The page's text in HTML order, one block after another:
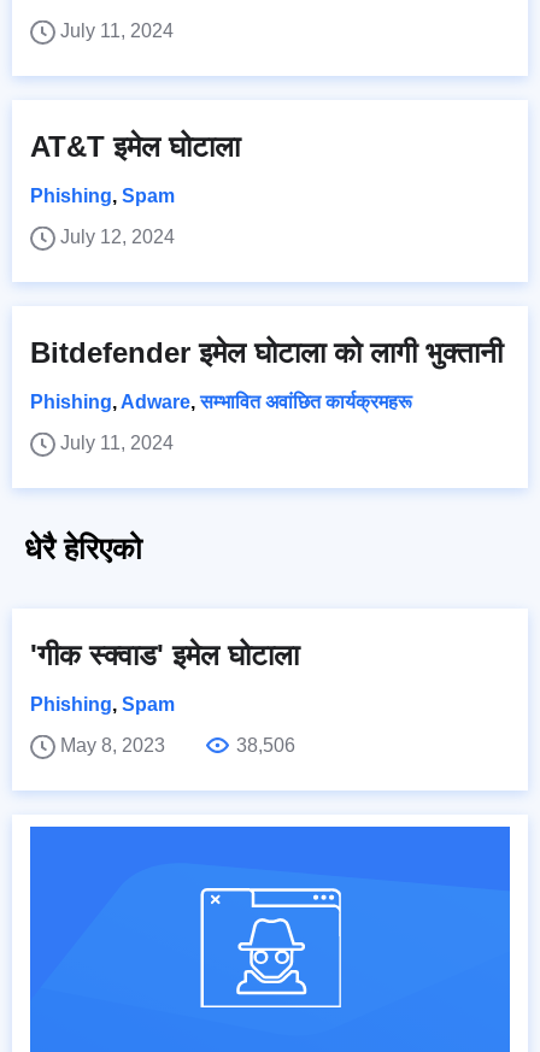
July 11, 2024
AT&T इमेल घोटाला
Phishing, Spam
July 12, 2024
Bitdefender इमेल घोटाला को लागी भुक्तानी
Phishing, Adware,सम्भावित अवांछित कार्यक्रमहरू
July 11, 2024
धेरै हेरिएको
'गीक स्क्वाड' इमेल घोटाला
Phishing, Spam
May 8, 2023
38,506